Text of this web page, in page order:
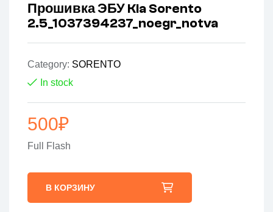
Прошивка ЭБУ Kia Sorento
2.5_1037394237_noegr_notva
Category: SORENTO
In stock
500₽
Full Flash
В КОРЗИНУ